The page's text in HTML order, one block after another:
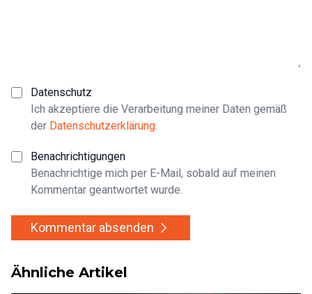
Datenschutz
Ich akzeptiere die Verarbeitung meiner Daten gemäß
der Datenschutzerklärung
Benachrichtigungen
Benachrichtige mich per E-Mail, sobald auf meinen
Kommentar geantwortet wurde.
Kommentar absenden
Ähnliche Artikel